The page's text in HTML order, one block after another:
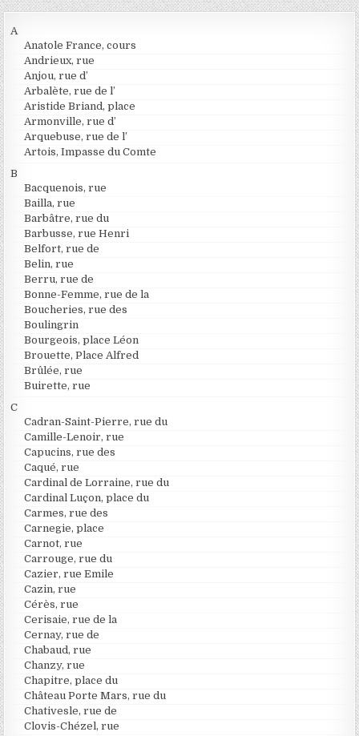
A
Anatole France, cours
Andrieux, rue
Anjou, rue d’
Arbalète, rue de l’
Aristide Briand, place
Armonville, rue d’
Arquebuse, rue de l’
Artois, Impasse du Comte
B
Bacquenois, rue
Bailla, rue
Barbâtre, rue du
Barbusse, rue Henri
Belfort, rue de
Belin, rue
Berru, rue de
Bonne-Femme, rue de la
Boucheries, rue des
Boulingrin
Bourgeois, place Léon
Brouette, Place Alfred
Brûlée, rue
Buirette, rue
C
Cadran-Saint-Pierre, rue du
Camille-Lenoir, rue
Capucins, rue des
Caqué, rue
Cardinal de Lorraine, rue du
Cardinal Luçon, place du
Carmes, rue des
Carnegie, place
Carnot, rue
Carrouge, rue du
Cazier, rue Emile
Cazin, rue
Cérès, rue
Cerisaie, rue de la
Cernay, rue de
Chabaud, rue
Chanzy, rue
Chapitre, place du
Château Porte Mars, rue du
Chativesle, rue de
Clovis-Chézel, rue